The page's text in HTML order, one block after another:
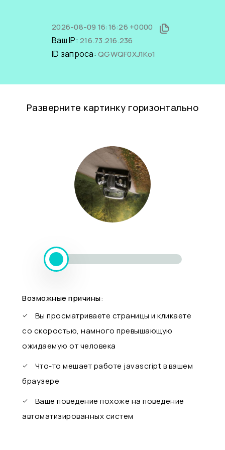
2026-08-09 16:16:26 +0000
Ваш IP: 216.73.216.236
ID запроса: QGWQF0XJ1Ko1
Разверните картинку горизонтально
Возможные причины:
Вы просматриваете страницы и кликаете
со скоростью, намного превышающую
ожидаемую от человека
Что-то мешает работе javascript в вашем
браузере
Ваше поведение похоже на поведение
автоматизированных систем